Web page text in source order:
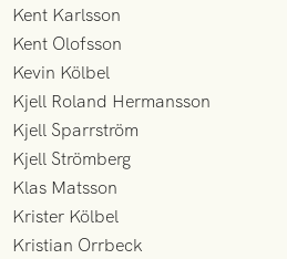
Kent Karlsson
Kent Olofsson
Kevin Kölbel
Kjell Roland Hermansson
Kjell Sparrström
Kjell Strömberg
Klas Matsson
Krister Kölbel
Kristian Orrbeck